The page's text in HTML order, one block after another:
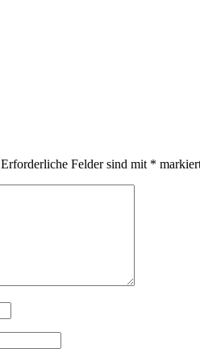
Erforderliche Felder sind mit *